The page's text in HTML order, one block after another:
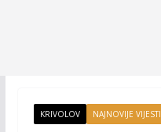
KRIVOLOV NAJNOVIJE VIJESTI